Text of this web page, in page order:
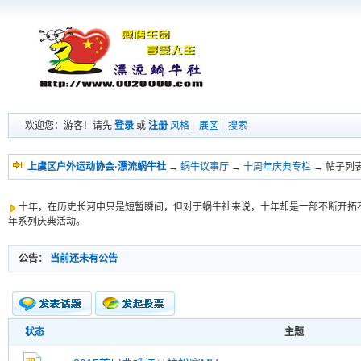
欢迎您：游客！请先 登录 或 注册 风格 展区 搜索
上虞区户外运动协会·漂流蜗牛社 → 蜗牛议事厅 → 十周年庆典专栏 → 帖子列
十年，在历史长河中只是短暂瞬间，但对于蜗牛社来说，十年却是一部不断开
年系列庆典活动。
公告： 当前还未有公告
新的主题
状态 主题